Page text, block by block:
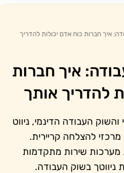
איך חברות כוח אדם יכולות להדריך
איך חברות
להדריך אותך
העבודה הדינמי, ניווט
מרכזי להצלחה קריירית.
מערכות שירות מתקדמות
ניווטך בשוק העבודה.